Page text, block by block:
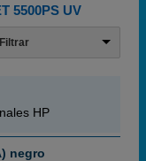
5500PS UV
Filtrar
HP
negro